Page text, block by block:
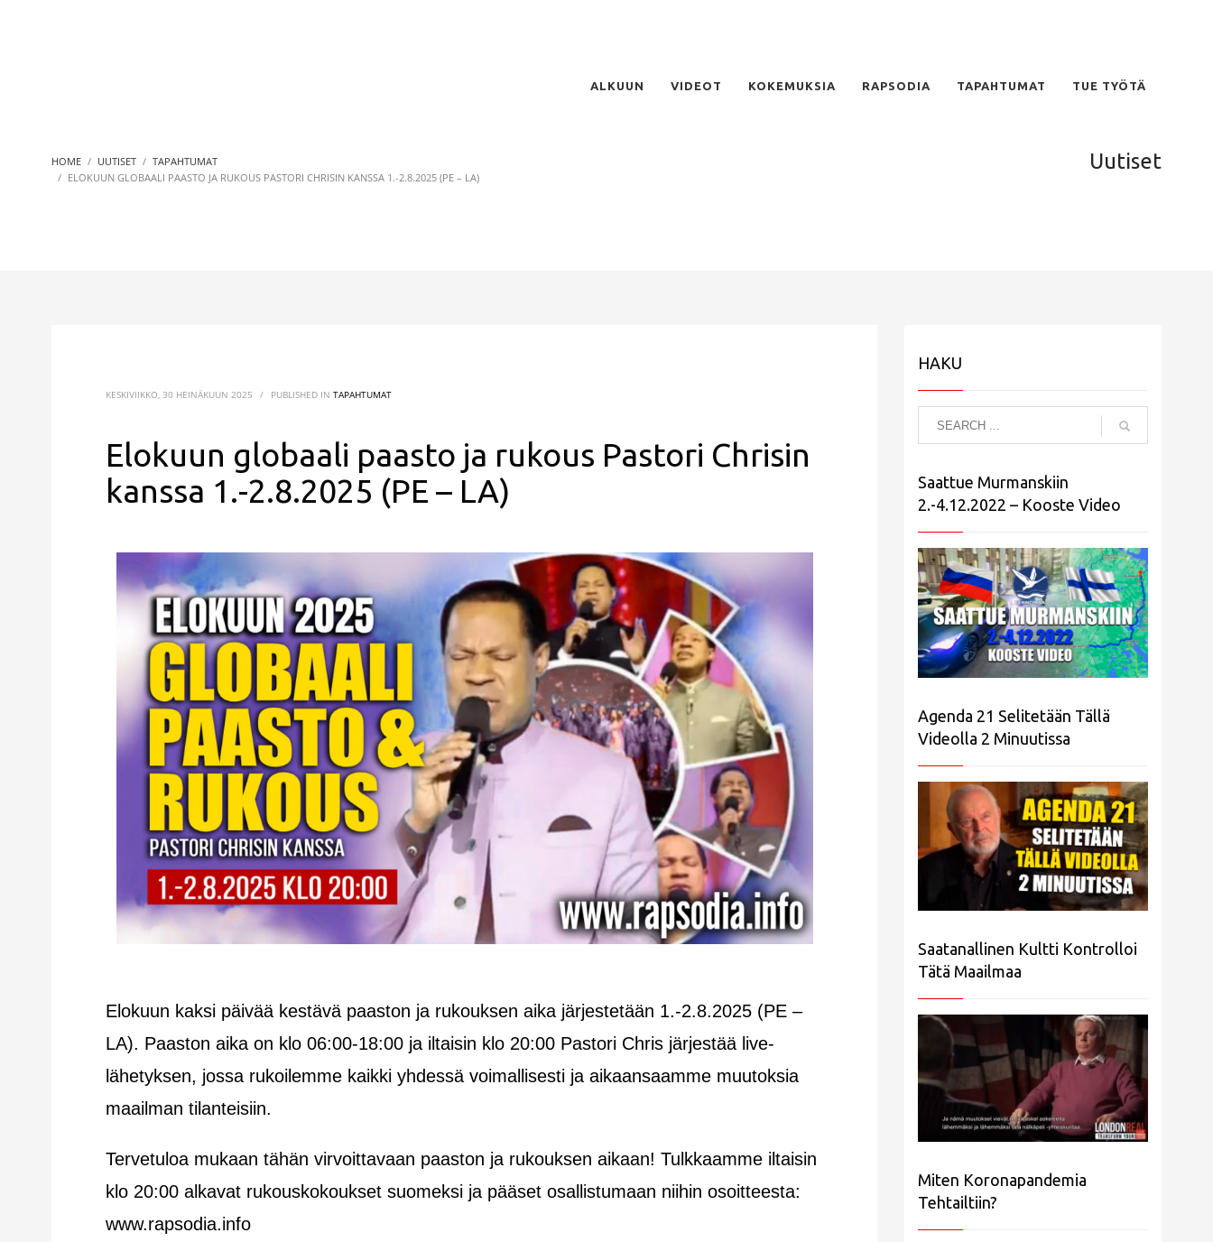
ALKUUN VIDEOT KOKEMUKSIA RAPSODIA TAPAHTUMAT TUE TYÖTÄ
HOME UUTISET
TAPAHTUMAT
ELOKUUN GLOBAALI PAASTO JA RUKOUS PASTORI CHRISIN KANSSA 1.-2.8.2025 (PE – LA)
Uutiset
KESKIVIIKKO, 30 HEINÄKUUN 2025 / PUBLISHED IN TAPAHTUMAT
Elokuun globaali paasto ja rukous Pastori Chrisin
kanssa 1.-2.8.2025 (PE – LA)
Elokuun kaksi päivää kestävä paaston ja rukouksen aika järjestetään 1.-2.8.2025 (PE –
LA). Paaston aika on klo 06:00-18:00 ja iltaisin klo 20:00 Pastori Chris järjestää live-
lähetyksen, jossa rukoilemme kaikki yhdessä voimallisesti ja aikaansaamme muutoksia
maailman tilanteisiin.
Tervetuloa mukaan tähän virvoittavaan paaston ja rukouksen aikaan! Tulkkaamme iltaisin
klo 20:00 alkavat rukouskokoukset suomeksi ja pääset osallistumaan niihin osoitteesta:
www.rapsodia.info
HAKU
Saattue Murmanskiin
2.-4.12.2022 – Kooste Video
Agenda 21 Selitetään Tällä
Videolla 2 Minuutissa
Saatanallinen Kultti Kontrolloi
Tätä Maailmaa
Miten Koronapandemia
Tehtailtiin?